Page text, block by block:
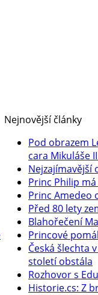
Nejnovější články
Pod obrazem
cara Mikuláše
Nejzajímavější
Princ Philip
Princ Amedeo
Před 80 lety
Blahořečení
Princové
Česká šlechta
století obstála
Rozhovor s
Historie.cs: Z